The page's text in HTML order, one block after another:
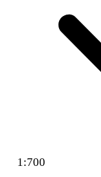
1:700